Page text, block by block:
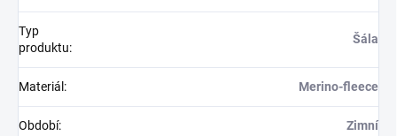
Typ
produktu:
Šála
Materiál : Merino-fleece
Období: Zimní